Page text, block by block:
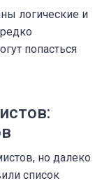
логические и
попасться
но далеко
список